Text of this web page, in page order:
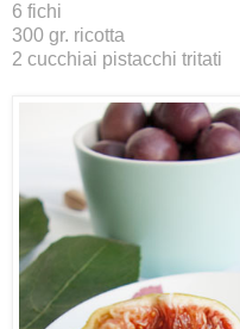
6 fichi
300 gr. ricotta
2 cucchiai pistacchi tritati